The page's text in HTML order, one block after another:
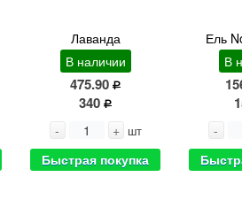
Лаванда
В наличии
475.90
340
- + шт
Быстрая покупка
Ель
В
-